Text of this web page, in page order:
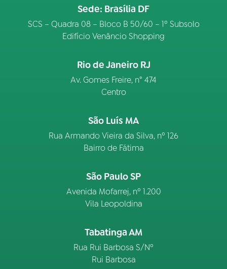
Sede: Brasília DF
SCS – Quadra 08 – Bloco B 50/60 – 1º Subsolo
Edifício Venâncio Shopping
Rio de Janeiro RJ
Av. Gomes Freire, n° 474
Centro
São Luís MA
Rua Armando Vieira da Silva, nº 126
Bairro de Fátima
São Paulo SP
Avenida Mofarrej, nº 1.200
Vila Leopoldina
Tabatinga AM
Rua Rui Barbosa S/Nº
Rui Barbosa